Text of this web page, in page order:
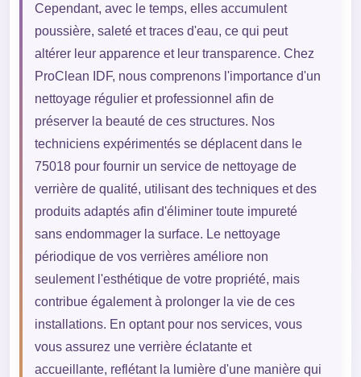
Cependant, avec le temps, elles accumulent
poussière, saleté et traces d'eau, ce qui peut
altérer leur apparence et leur transparence. Chez
ProClean IDF, nous comprenons l'importance d'un
nettoyage régulier et professionnel afin de
préserver la beauté de ces structures. Nos
techniciens expérimentés se déplacent dans le
75018 pour fournir un service de nettoyage de
verrière de qualité, utilisant des techniques et des
produits adaptés afin d'éliminer toute impureté
sans endommager la surface. Le nettoyage
périodique de vos verrières améliore non
seulement l'esthétique de votre propriété, mais
contribue également à prolonger la vie de ces
installations. En optant pour nos services, vous
vous assurez une verrière éclatante et
accueillante, reflétant la lumière d'une manière qui